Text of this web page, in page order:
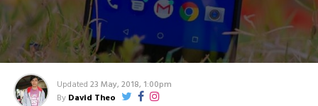
Updated 23 May, 2018, 1:00pm
By David Theo